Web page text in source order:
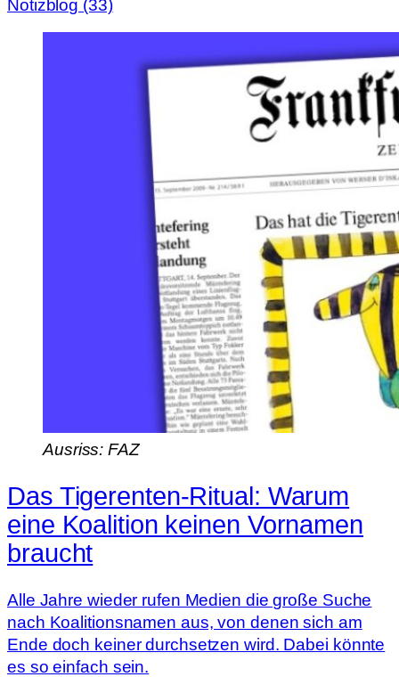
Notizblog (33)
Ausriss: FAZ
Das Tigerenten-Ritual: Warum
eine Koalition keinen Vornamen
braucht
Alle Jahre wieder rufen Medien die große Suche
nach Koalitionsnamen aus, von denen sich am
Ende doch keiner durchsetzen wird. Dabei könnte
es so einfach sein.